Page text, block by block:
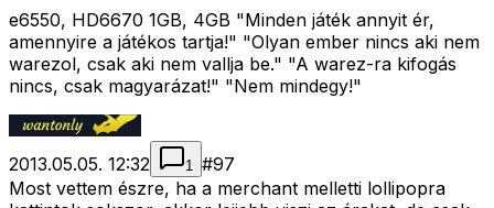
e6550, HD6670 1GB, 4GB "Minden játék annyit ér,
amennyire a játékos tartja!" "Olyan ember nincs aki nem
warezol, csak aki nem vallja be." "A warez-ra kifogás
nincs, csak magyarázat!" "Nem mindegy!"
2013.05.05. 12:32 1 #97
Most vettem észre, ha a merchant melletti lollipopra